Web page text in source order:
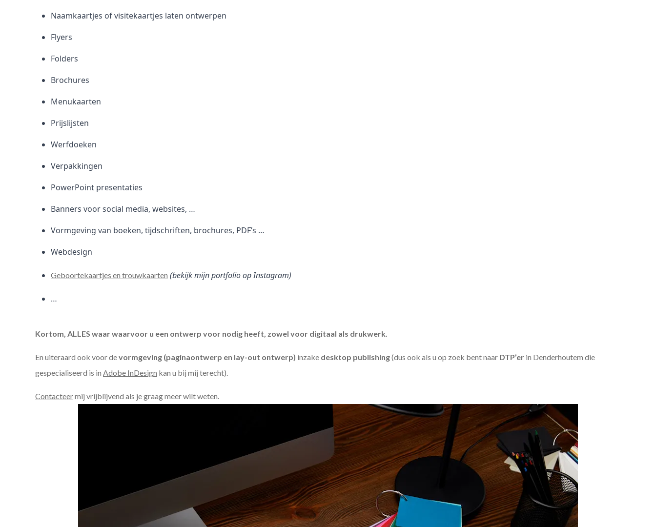
Naamkaartjes of visitekaartjes laten ontwerpen
Flyers
Folders
Brochures
Menukaarten
Prijslijsten
Werfdoeken
Verpakkingen
PowerPoint presentaties
Banners voor social media, websites, …
Vormgeving van boeken, tijdschriften, brochures, PDF’s …
Webdesign
Geboortekaartjes en trouwkaarten (bekijk mijn portfolio op Instagram)
…
Kortom, ALLES waar waarvoor u een ontwerp voor nodig heeft, zowel voor digitaal als drukwerk.
En uiteraard ook voor devormgeving (paginaontwerp en lay-out ontwerp) inzake desktop publishing(dus ook als u op zoek bent naar DTP’er in Denderhoutem die
gespecialiseerd is in Adobe InDesign kan u bij mij terecht).
Contacteermij vrijblijvend als je graag meer wilt weten.